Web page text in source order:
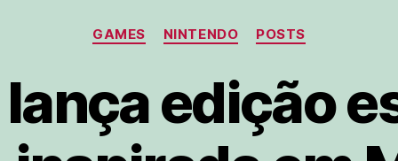
Categorias
GAMES NINTENDO POSTS
edição